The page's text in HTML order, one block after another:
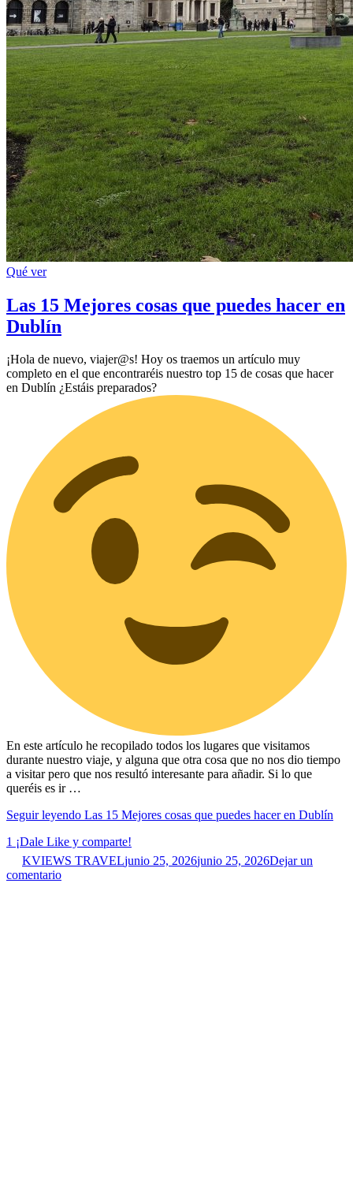
Qué ver
Las 15 Mejores cosas que puedes hacer en
Dublín
¡Hola de nuevo, viajer@s! Hoy os traemos un artículo muy
completo en el que encontraréis nuestro top 15 de cosas que hacer
en Dublín ¿Estáis preparados?
En este artículo he recopilado todos los lugares que visitamos
durante nuestro viaje, y alguna que otra cosa que no nos dio tiempo
a visitar pero que nos resultó interesante para añadir. Si lo que
queréis es ir …
Seguir leyendo Las 15 Mejores cosas que puedes hacer en Dublín
1 ¡Dale Like y comparte!
KVIEWS TRAVELjunio 25, 2026junio 25, 2026Dejar un
comentario